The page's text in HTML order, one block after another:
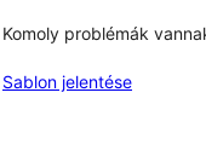
Komoly problémák
Sablon jelentése